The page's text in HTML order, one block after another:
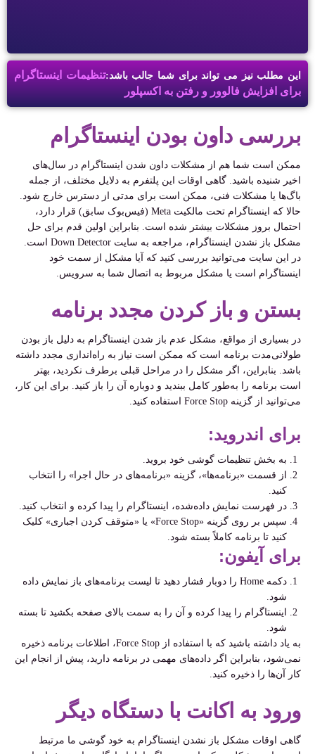
این مطلب نیز می تواند برای شما جالب باشد:تنظیمات اینستاگرام
برای افزایش فالوور و رفتن به اکسپلور
بررسی داون بودن اینستاگرام
ممکن است شما هم از مشکلات داون شدن اینستاگرام در سال‌های
اخیر شنیده باشید. گاهی اوقات این پلتفرم به دلایل مختلف، از جمله
باگ‌ها یا مشکلات فنی، ممکن است برای مدتی از دسترس خارج شود.
حالا که اینستاگرام تحت مالکیت Meta (فیس‌بوک سابق) قرار دارد،
احتمال بروز مشکلات بیشتر شده است. بنابراین اولین قدم برای حل
مشکل باز نشدن اینستاگرام، مراجعه به سایت Down Detector است.
در این سایت می‌توانید بررسی کنید که آیا مشکل از سمت خود
اینستاگرام است یا مشکل مربوط به اتصال شما به سرویس.
بستن و باز کردن مجدد برنامه
در بسیاری از مواقع، مشکل عدم باز شدن اینستاگرام به دلیل باز بودن
طولانی‌مدت برنامه است که ممکن است نیاز به راه‌اندازی مجدد داشته
باشد. بنابراین، اگر مشکل را در مراحل قبلی برطرف نکردید، بهتر
است برنامه را به‌طور کامل ببندید و دوباره آن را باز کنید. برای این کار،
می‌توانید از گزینه Force Stop استفاده کنید.
برای اندروید:
به بخش تنظیمات گوشی خود بروید.
از قسمت «برنامه‌ها»، گزینه «برنامه‌های در حال اجرا» را انتخاب
کنید.
در فهرست نمایش داده‌شده، اینستاگرام را پیدا کرده و انتخاب کنید.
سپس بر روی گزینه «Force Stop» یا «متوقف کردن اجباری» کلیک
کنید تا برنامه کاملاً بسته شود.
برای آیفون:
دکمه Home را دوبار فشار دهید تا لیست برنامه‌های باز نمایش داده
شود.
اینستاگرام را پیدا کرده و آن را به سمت بالای صفحه بکشید تا بسته
شود.
به یاد داشته باشید که با استفاده از Force Stop، اطلاعات برنامه ذخیره
نمی‌شود، بنابراین اگر داده‌های مهمی در برنامه دارید، پیش از انجام این
کار آن‌ها را ذخیره کنید.
ورود به اکانت با دستگاه دیگر
گاهی اوقات مشکل باز نشدن اینستاگرام به خود گوشی ما مرتبط